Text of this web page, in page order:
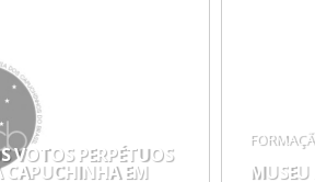
VOTOS PERPÉTUOS
CAPUCHINHA EM